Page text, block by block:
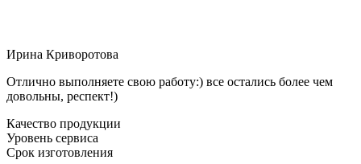
Ирина Криворотова
Отлично выполняете свою работу:) все остались более чем
довольны, респект!)
Качество продукции
Уровень сервиса
Срок изготовления